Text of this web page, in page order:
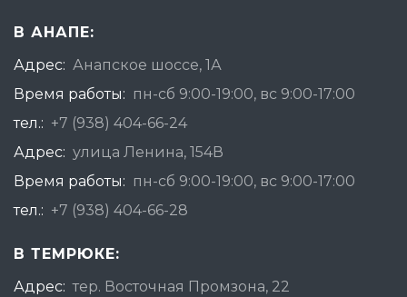
В АНАПЕ:
Адрес: Анапское шоссе, 1А
Время работы: пн-сб 9:00-19:00, вс 9:00-17:00
тел.: +7 (938) 404-66-24
Адрес: улица Ленина, 154В
Время работы: пн-сб 9:00-19:00, вс 9:00-17:00
тел.: +7 (938) 404-66-28
В ТЕМРЮКЕ:
Адрес: тер. Восточная Промзона, 22